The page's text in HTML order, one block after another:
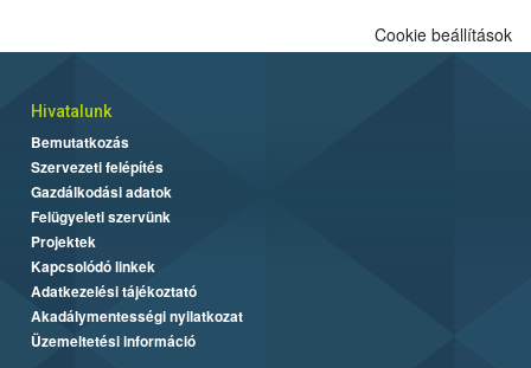
Cookie beállítások
Hivatalunk
Bemutatkozás
Szervezeti felépítés
Gazdálkodási adatok
Felügyeleti szervünk
Projektek
Kapcsolódó linkek
Adatkezelési tájékoztató
Akadálymentességi nyilatkozat
Üzemeltetési információ